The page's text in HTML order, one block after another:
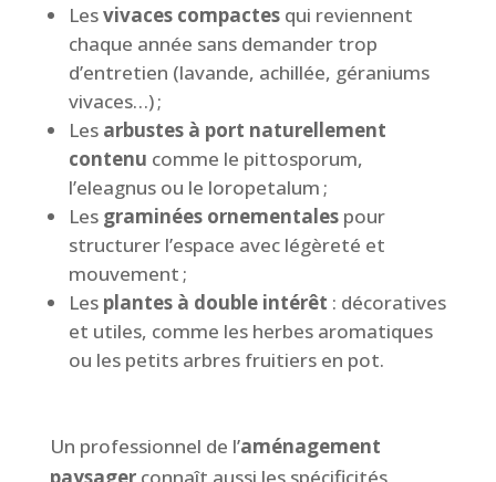
Lesvivaces compactesqui reviennent
chaque année sans demander trop
d’entretien (lavande, achillée, géraniums
vivaces…) ;
Les arbustes à port naturellement
contenu comme le pittosporum,
l’eleagnus ou le loropetalum ;
Les graminées ornementalespour
structurer l’espace avec légèreté et
mouvement ;
Les plantes à double intérêt : décoratives
et utiles, comme les herbes aromatiques
ou les petits arbres fruitiers en pot.
Un professionnel de l’aménagement
paysagerconnaît aussi les spécificités